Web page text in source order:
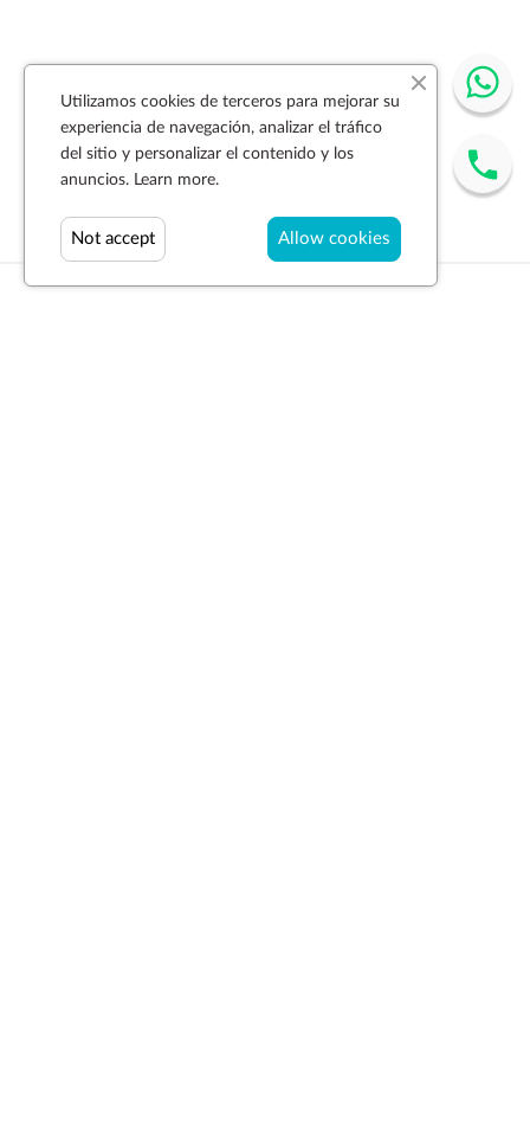
Utilizamos cookies de terceros para mejorar su
experiencia de navegación, analizar el tráfico
del sitio y personalizar el contenido y los
anuncios. Learn more.
Allow cookies
Not accept